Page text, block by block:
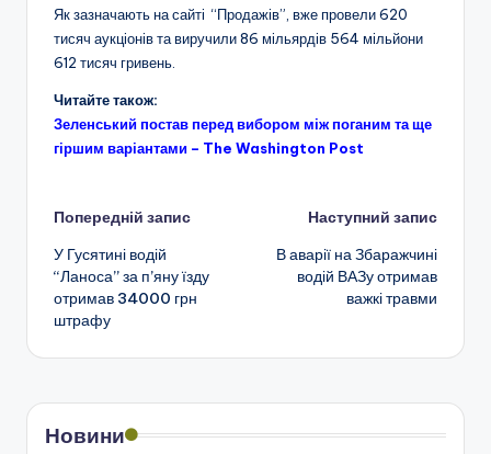
Як зазначають на сайті “Продажів”, вже провели 620
тисяч аукціонів та виручили 86 мільярдів 564 мільйони
612 тисяч гривень.
Читайте також:
Зеленський постав перед вибором між поганим та ще
гіршим варіантами – The Washington Post
Навігація
по
запису
Попередній запис
У Гусятині водій
“Ланоса” за п’яну їзду
отримав 34000 грн
штрафу
Наступний запис
В аварії на Збаражчині
водій ВАЗу отримав
важкі травми
Новини